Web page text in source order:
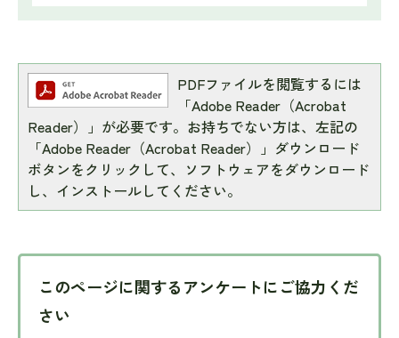
PDFファイルを閲覧するには
「Adobe Reader（Acrobat
Reader）」が必要です。お持ちでない方は、左記の
「Adobe Reader（Acrobat Reader）」ダウンロード
ボタンをクリックして、ソフトウェアをダウンロード
し、インストールしてください。
このページに関するアンケートにご協力くだ
さい